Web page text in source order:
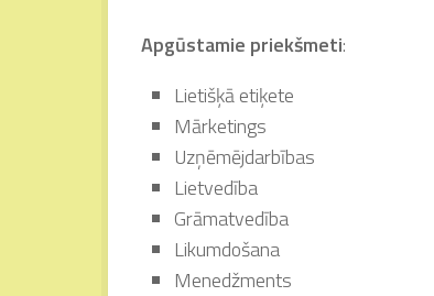
Apgūstamie priekšmeti:
Lietišķā etiķete
Mārketings
Uzņēmējdarbības
Lietvedība
Grāmatvedība
Likumdošana
Menedžments